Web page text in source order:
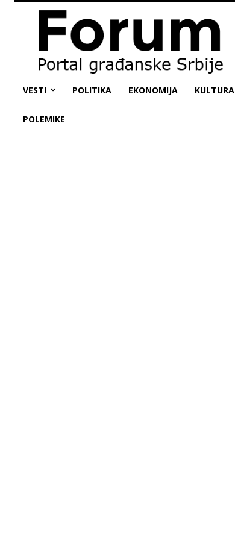
VESTI POLITIKA EKONOMIJA KULTURA
POLEMIKE